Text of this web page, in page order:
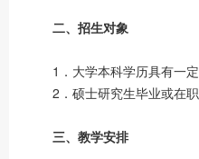
二、招生对象
1．大学本科学历具有一定
2．硕士研究生毕业或在职
三、教学安排